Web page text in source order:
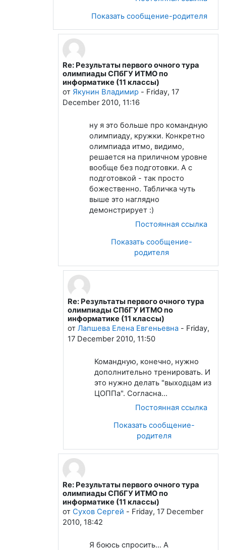
Показать сообщение-родителя
В ответ на Лапшева Елена Евгеньевна
Re: Результаты первого очного тура
олимпиады СПбГУ ИТМО по
информатике (11 классы)
от Якунин Владимир - Friday, 17
December 2010, 11:16
ну я это больше про командную
олимпиаду, кружки. Конкретно
олимпиада итмо, видимо,
решается на приличном уровне
вообще без подготовки. А с
подготовкой - так просто
божественно. Табличка чуть
выше это наглядно
демонстрирует :)
Постоянная ссылка
Показать сообщение-
родителя
В ответ на Якунин Владимир
Re: Результаты первого очного тура
олимпиады СПбГУ ИТМО по
информатике (11 классы)
от Лапшева Елена Евгеньевна- Friday,
17 December 2010, 11:50
Командную, конечно, нужно
дополнительно тренировать. И
это нужно делать "выходцам из
ЦОППа". Согласна...
Постоянная ссылка
Показать сообщение-
родителя
В ответ на Лапшева Елена Евгеньевна
Re: Результаты первого очного тура
олимпиады СПбГУ ИТМО по
информатике (11 классы)
отСухов Сергей - Friday, 17 December
2010, 18:42
Я боюсь спросить... А